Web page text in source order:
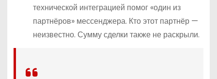
технической интеграцией помог «один из
партнёров» мессенджера. Кто этот партнёр —
неизвестно. Сумму сделки также не раскрыли.